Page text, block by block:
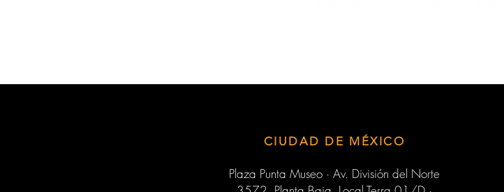
CIUDAD DE MÉXICO
Plaza Punta Museo · Av. División del Norte